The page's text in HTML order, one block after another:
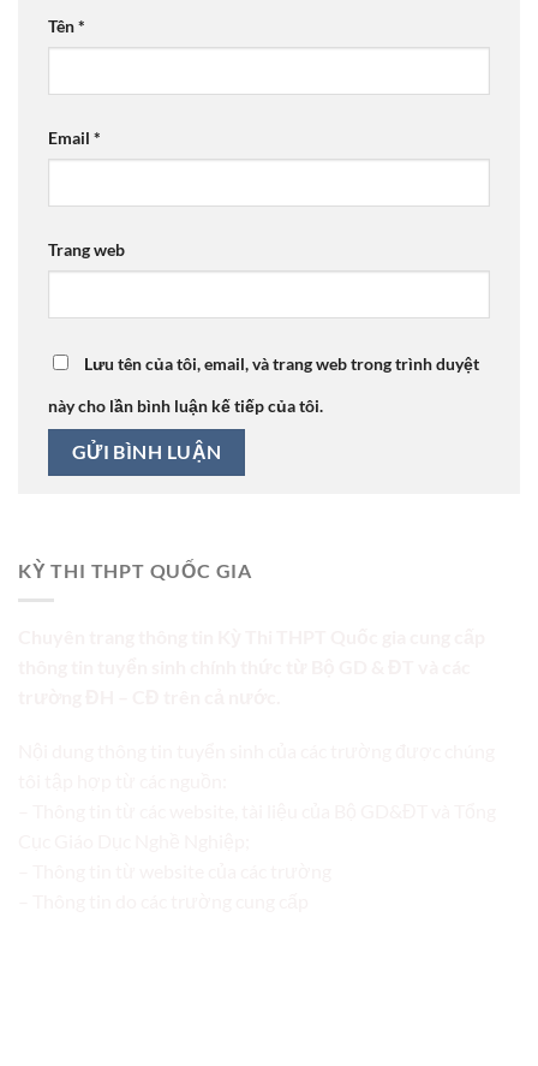
Tên*
Email *
Trang web
Lưu tên của tôi, email, và trang web trong trình duyệt
này cho lần bình luận kế tiếp của tôi.
KỲ THI THPT QUỐC GIA